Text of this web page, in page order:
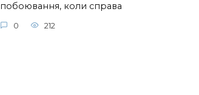
побоювання, коли справа
0 212